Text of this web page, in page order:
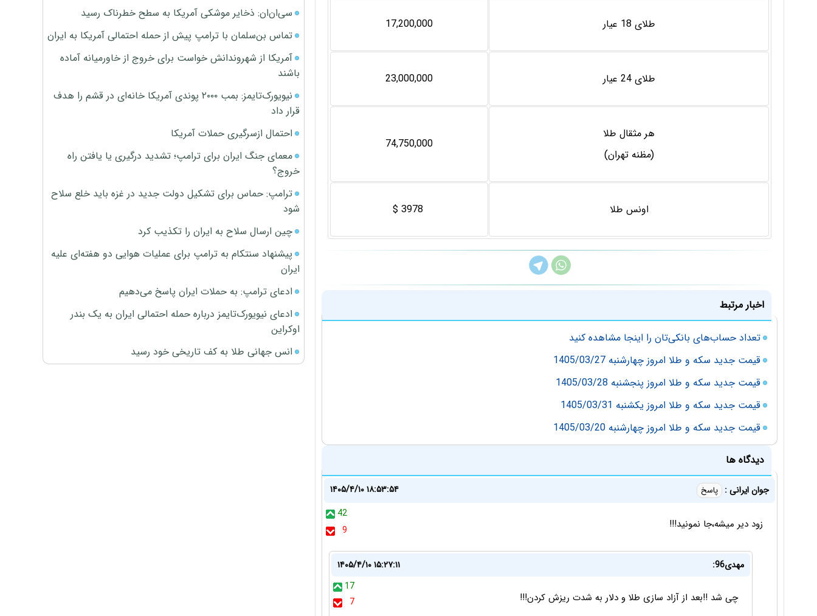
طلای 18 عیار 17,200,000
طلای 24 عیار 23,000,000
هر مثقال طلا
(مظنه تهران)
74,750,000
اونس طلا 3978 $
اخبار مرتبط
تعداد حساب‌های بانکی‌تان را اینجا مشاهده کنید
قیمت جدید سکه و طلا امروز چهارشنبه 1405/03/27
قیمت جدید سکه و طلا امروز پنجشنبه 1405/03/28
قیمت جدید سکه و طلا امروز یکشنبه 1405/03/31
قیمت جدید سکه و طلا امروز چهارشنبه 1405/03/20
دیدگاه ها
جوان ایرانی : پاسخ
۱۴۰۵/۴/۱۰ ۱۸:۵۳:۵۴
42
9
زود دیر میشه،جا نمونید!!!
مهدی96:
۱۴۰۵/۴/۱۰ ۱۵:۲۷:۱۱
17
7
چی شد !!بعد از آزاد سازی طلا و دلار به شدت ریزش کردن!!!
سی‌ان‌ان: ذخایر موشکی آمریکا به سطح خطرناک رسید
تماس بن‌سلمان با ترامپ پیش از حمله احتمالی آمریکا به ایران
آمریکا از شهروندانش خواست برای خروج از خاورمیانه آماده
باشند
نیویورک‌تایمز: بمب ۲۰۰۰ پوندی آمریکا خانه‌ای در قشم را هدف
قرار داد
احتمال ازسرگیری حملات آمریکا
معمای جنگ ایران برای ترامپ؛ تشدید درگیری یا یافتن راه
خروج؟
ترامپ: حماس برای تشکیل دولت جدید در غزه باید خلع سلاح
شود
چین ارسال سلاح به ایران را تکذیب کرد
پیشنهاد سنتکام به ترامپ برای عملیات هوایی دو هفته‌ای علیه
ایران
ادعای ترامپ: به حملات ایران پاسخ می‌دهیم
ادعای نیویورک‌تایمز درباره حمله احتمالی ایران به یک بندر
اوکراین
انس جهانی طلا به کف تاریخی خود رسید